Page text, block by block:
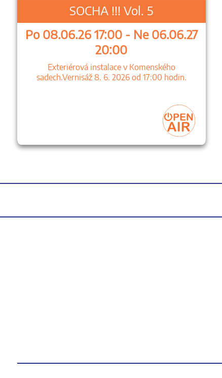
SOCHA !!! Vol. 5
Po 08.06.26 17:00 - Ne 06.06.27
20:00
Exteriérová instalace v Komenského
sadech.Vernisáž 8. 6. 2026 od 17:00 hodin.